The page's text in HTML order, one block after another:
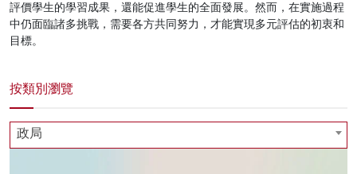
評價學生的學習成果，還能促進學生的全面發展。然而，在實施過程
中仍面臨諸多挑戰，需要各方共同努力，才能實現多元評估的初衷和
目標。
按類別瀏覽
政局